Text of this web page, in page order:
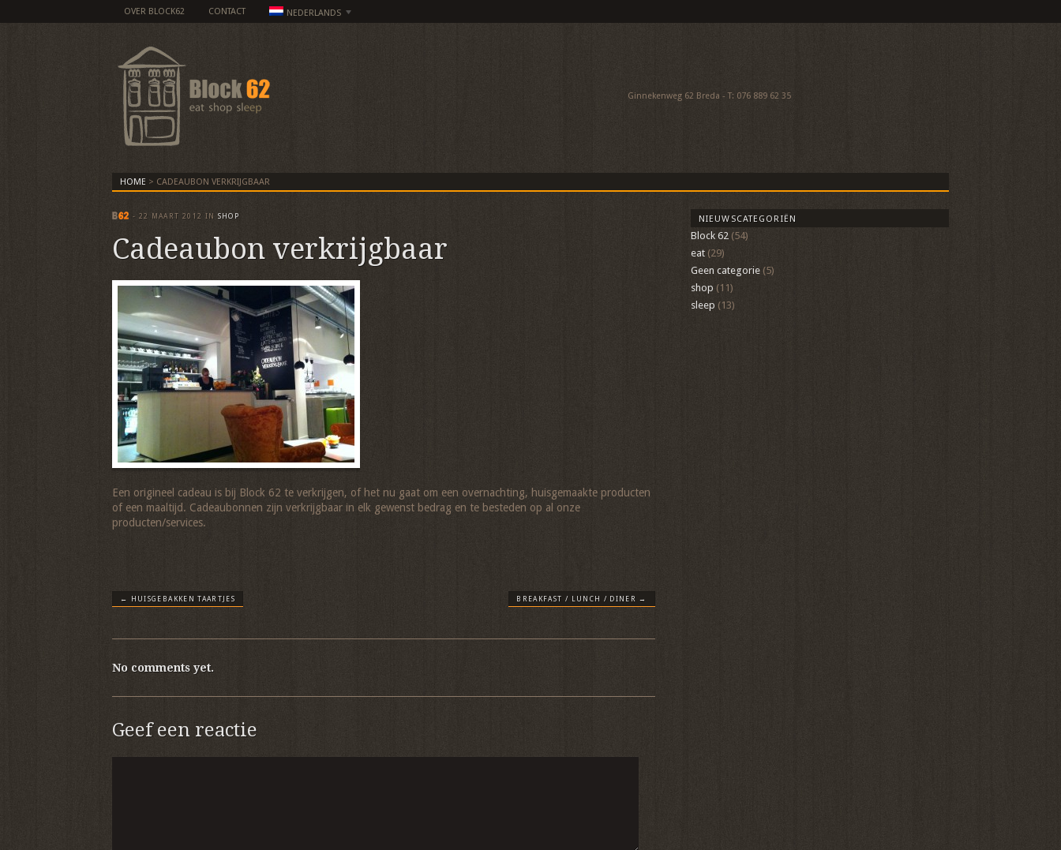
OVER BLOCK62 CONTACT NEDERLANDS
Ginnekenweg 62 Breda - T: 076 889 62 35
HOME > CADEAUBON VERKRIJGBAAR
- 22 MAART 2012 IN SHOP
Cadeaubon verkrijgbaar
Een origineel cadeau is bij Block 62 te verkrijgen, of het nu gaat om een overnachting, huisgemaakte producten
of een maaltijd. Cadeaubonnen zijn verkrijgbaar in elk gewenst bedrag en te besteden op al onze
producten/services.
← HUISGEBAKKEN TAARTJES BREAKFAST / LUNCH / DINER →
No comments yet.
Geef een reactie
NIEUWSCATEGORIËN
Block 62(54)
eat(29)
Geen categorie(5)
shop (11)
sleep (13)